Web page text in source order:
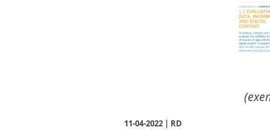
11-04-2022 | RD